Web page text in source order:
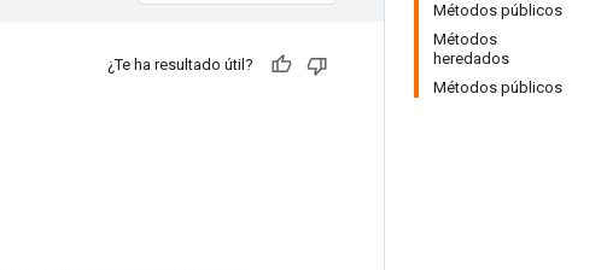
Métodos públicos
Métodos
heredados
Métodos públicos
¿Te ha resultado útil?